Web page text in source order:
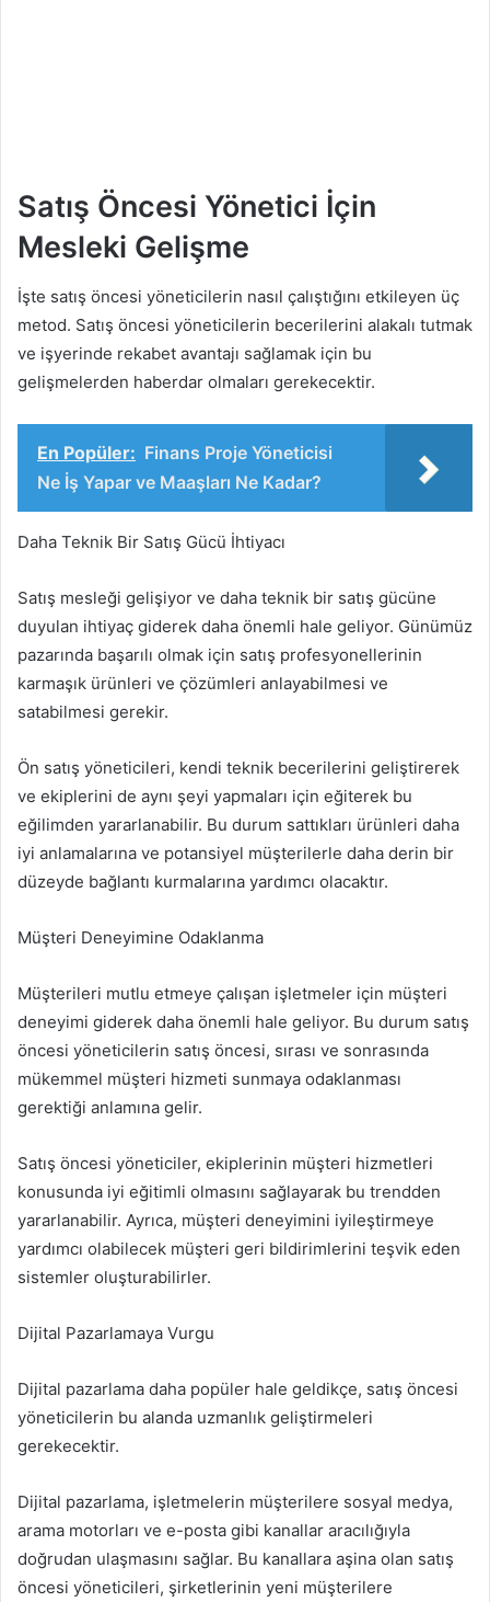
Satış Öncesi Yönetici İçin
Mesleki Gelişme
İşte satış öncesi yöneticilerin nasıl çalıştığını etkileyen üç
metod. Satış öncesi yöneticilerin becerilerini alakalı tutmak
ve işyerinde rekabet avantajı sağlamak için bu
gelişmelerden haberdar olmaları gerekecektir.
En Popüler: Finans Proje Yöneticisi
Ne İş Yapar ve Maaşları Ne Kadar?
Daha Teknik Bir Satış Gücü İhtiyacı
Satış mesleği gelişiyor ve daha teknik bir satış gücüne
duyulan ihtiyaç giderek daha önemli hale geliyor. Günümüz
pazarında başarılı olmak için satış profesyonellerinin
karmaşık ürünleri ve çözümleri anlayabilmesi ve
satabilmesi gerekir.
Ön satış yöneticileri, kendi teknik becerilerini geliştirerek
ve ekiplerini de aynı şeyi yapmaları için eğiterek bu
eğilimden yararlanabilir. Bu durum sattıkları ürünleri daha
iyi anlamalarına ve potansiyel müşterilerle daha derin bir
düzeyde bağlantı kurmalarına yardımcı olacaktır.
Müşteri Deneyimine Odaklanma
Müşterileri mutlu etmeye çalışan işletmeler için müşteri
deneyimi giderek daha önemli hale geliyor. Bu durum satış
öncesi yöneticilerin satış öncesi, sırası ve sonrasında
mükemmel müşteri hizmeti sunmaya odaklanması
gerektiği anlamına gelir.
Satış öncesi yöneticiler, ekiplerinin müşteri hizmetleri
konusunda iyi eğitimli olmasını sağlayarak bu trendden
yararlanabilir. Ayrıca, müşteri deneyimini iyileştirmeye
yardımcı olabilecek müşteri geri bildirimlerini teşvik eden
sistemler oluşturabilirler.
Dijital Pazarlamaya Vurgu
Dijital pazarlama daha popüler hale geldikçe, satış öncesi
yöneticilerin bu alanda uzmanlık geliştirmeleri
gerekecektir.
Dijital pazarlama, işletmelerin müşterilere sosyal medya,
arama motorları ve e-posta gibi kanallar aracılığıyla
doğrudan ulaşmasını sağlar. Bu kanallara aşina olan satış
öncesi yöneticileri, şirketlerinin yeni müşterilere